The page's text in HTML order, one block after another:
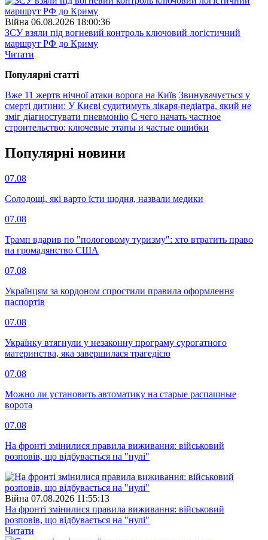
Війна 06.08.2026 18:00:36
ЗСУ взяли під вогневий контроль ключовий логістичний
маршрут РФ до Криму
Читати
Популярнi статтi
Вже 11 жертв нічної атаки ворога на Київ Звинувачується у
смерті дитини: У Києві судитимуть лікаря-педіатра, який не
зміг діагностувати пневмонію С чего начать частное
строительство: ключевые этапы и частые ошибки
Популярнi новини
07.08
Солодощі, які варто їсти щодня, назвали медики
07.08
Трамп вдарив по "пологовому туризму": хто втратить право
на громадянство США
07.08
Українцям за кордоном спростили правила оформлення
паспортів
07.08
Українку втягнули у незаконну програму сурогатного
материнства, яка завершилася трагедією
07.08
Можно ли установить автоматику на старые распашные
ворота
07.08
На фронті змінилися правила виживання: військовий
розповів, що відбувається на "нулі"
Війна 07.08.2026 11:55:13
На фронті змінилися правила виживання: військовий
розповів, що відбувається на "нулі"
Читати